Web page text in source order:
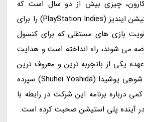
چیزی بیش از دو سال است که
سونی بخش پلی استیشن ایندیز (PlayStation Indies) را برای
بازی های مستقلی که برای کنسول
می شوند، راه انداخته است و هدایت
یکی از باتجربه ترین و معروف ترین
مهره های خود یعنی شوهِی یوشیدا (Shuhei Yoshida) سپرده
درباره برنامه این شرکت در رابطه با
آینده پلی استیشن صحبت کرده است.